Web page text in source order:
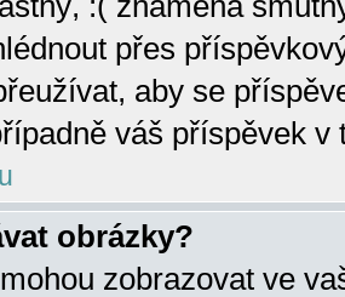
přes
aby se
váš příspěvek v
obrázky?
zobrazovat ve